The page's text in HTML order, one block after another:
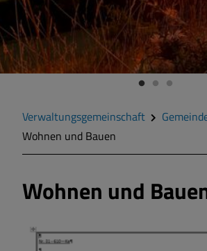
Gemeinde Alesheim
Markt Markt
Gemeinde Meinheim
Verwaltungsgemeinschaft
Wohnen und Bauen
Wohnen und